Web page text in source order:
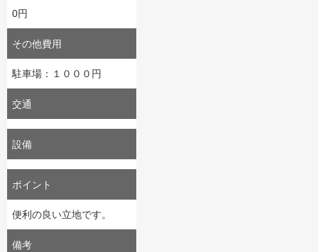
0円
その他費用
駐車場：１０００円
交通
設備
ポイント
便利の良い立地です。
備考